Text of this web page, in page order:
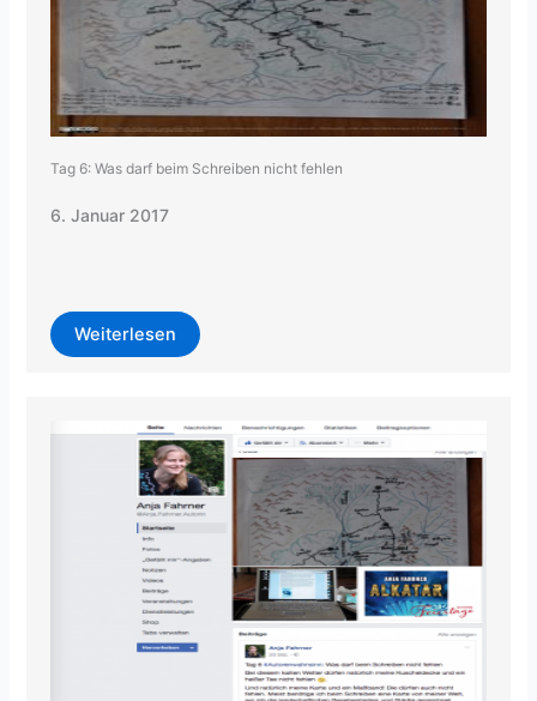
Tag 6: Was darf beim Schreiben nicht fehlen
6. Januar 2017
Weiterlesen